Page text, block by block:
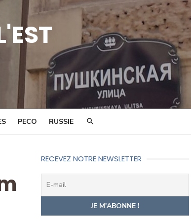
PECO RUSSIE
RECEVEZ NOTRE NEWSLETTER